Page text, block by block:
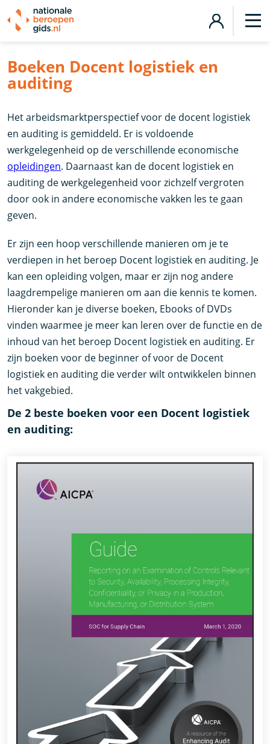
Boeken Docent logistiek en
auditing
Het arbeidsmarktperspectief voor de docent logistiek
en auditing is gemiddeld. Er is voldoende
werkgelegenheid op de verschillende economische
opleidingen. Daarnaast kan de docent logistiek en
auditing de werkgelegenheid voor zichzelf vergroten
door ook in andere economische vakken les te gaan
geven.
Er zijn een hoop verschillende manieren om je te
verdiepen in het beroep Docent logistiek en auditing. Je
kan een opleiding volgen, maar er zijn nog andere
laagdrempelige manieren om aan die kennis te komen.
Hieronder kan je diverse boeken, Ebooks of DVDs
vinden waarmee je meer kan leren over de functie en de
inhoud van het beroep Docent logistiek en auditing. Er
zijn boeken voor de beginner of voor de Docent
logistiek en auditing die verder wilt ontwikkelen binnen
het vakgebied.
De 2 beste boeken voor een Docent logistiek
en auditing: